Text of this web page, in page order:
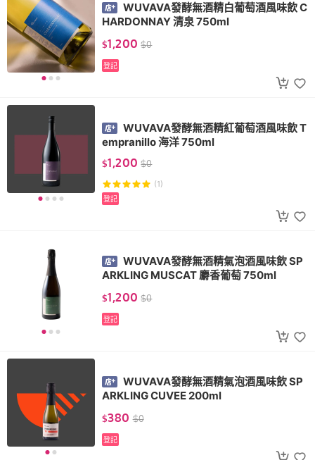
WUVAVA發酵無酒精白葡萄酒風味飲 C
HARDONNAY 清泉 750ml
$1,200 $0
登記
WUVAVA發酵無酒精紅葡萄酒風味飲 T
empranillo 海洋 750ml
$1,200 $0
(1)
登記
WUVAVA發酵無酒精氣泡酒風味飲 SP
ARKLING MUSCAT 麝香葡萄 750ml
$1,200 $0
登記
WUVAVA發酵無酒精氣泡酒風味飲 SP
ARKLING CUVEE 200ml
$380 $0
登記